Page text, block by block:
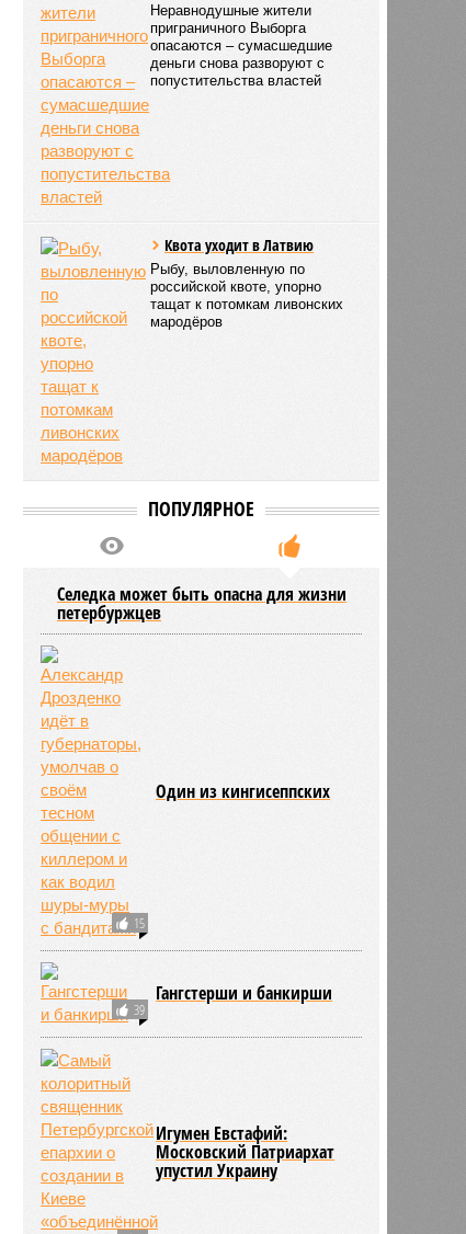
Неравнодушные жители
приграничного Выборга
опасаются – сумасшедшие
деньги снова разворуют с
попустительства властей
Квота уходит в Латвию
Рыбу, выловленную по
российской квоте, упорно
тащат к потомкам ливонских
мародёров
ПОПУЛЯРНОЕ
Селедка может быть опасна для жизни
петербуржцев
15
Один из кингисеппских
39
Гангстерши и банкирши
Игумен Евстафий:
Московский Патриархат
упустил Украину